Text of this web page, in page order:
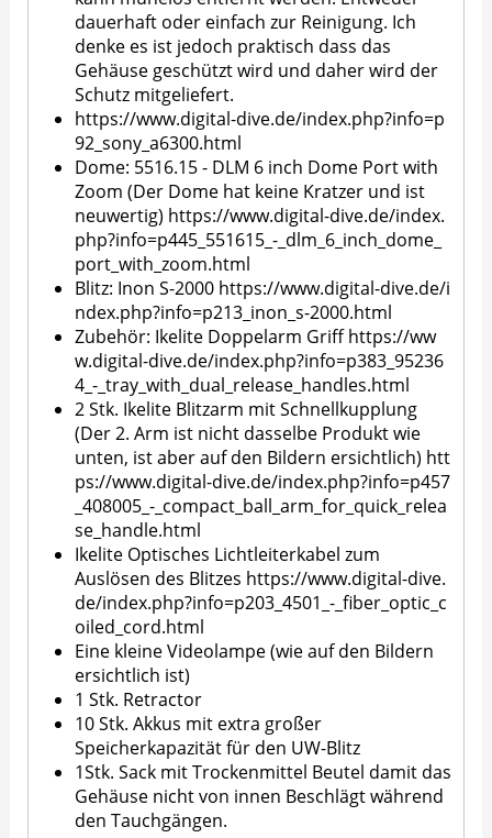
dauerhaft oder einfach zur Reinigung. Ich
denke es ist jedoch praktisch dass das
Gehäuse geschützt wird und daher wird der
Schutz mitgeliefert.
https://www.digital-dive.de/index.php?info=p
92_sony_a6300.html
Dome: 5516.15 - DLM 6 inch Dome Port with
Zoom (Der Dome hat keine Kratzer und ist
neuwertig) https://www.digital-dive.de/index.
php?info=p445_551615_-_dlm_6_inch_dome_
port_with_zoom.html
Blitz: Inon S-2000 https://www.digital-dive.de/i
ndex.php?info=p213_inon_s-2000.html
Zubehör: Ikelite Doppelarm Griffhttps://ww
w.digital-dive.de/index.php?info=p383_95236
4_-_tray_with_dual_release_handles.html
2 Stk. Ikelite Blitzarm mit Schnellkupplung
(Der 2. Arm ist nicht dasselbe Produkt wie
unten, ist aber auf den Bildern ersichtlich) htt
ps://www.digital-dive.de/index.php?info=p457
_408005_-_compact_ball_arm_for_quick_relea
se_handle.html
Ikelite Optisches Lichtleiterkabel zum
Auslösen des Blitzes https://www.digital-dive.
de/index.php?info=p203_4501_-_fiber_optic_c
oiled_cord.html
Eine kleine Videolampe (wie auf den Bildern
ersichtlich ist)
1 Stk. Retractor
10 Stk. Akkus mit extra großer
Speicherkapazität für den UW-Blitz
1Stk. Sack mit Trockenmittel Beutel damit das
Gehäuse nicht von innen Beschlägt während
den Tauchgängen.